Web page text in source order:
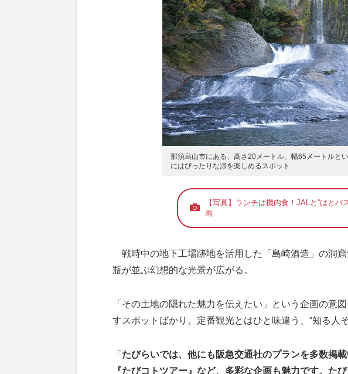
那須烏山市にある、高さ20メートル、幅65メートルと
にはぴったりな涼を楽しめるスポット
【写真】ランチは機内食！JALと“はとバ
画
戦時中の地下工場跡地を活用した「島崎酒造」の洞
瓶が並ぶ幻想的な光景が広がる。
「その土地の隠れた魅力を伝えたい」という企画の意
すスポットばかり。定番観光とはひと味違う、“知る人
「 たびらいでは、他にも阪急交通社のプランを多数掲
『たびコトツアー』など、多彩な企画も魅力です。た